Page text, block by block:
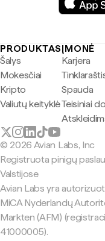
PRODUKTAS
Šalys
Mokesčiai
Kripto
Valiutų keityklė
ĮMONĖ
Karjera
Spauda
Teisiniai
© 2026 Avian Labs, Inc
Registruota pinigų
Valstijose
Avian Labs yra
MiCA Nyderlandų
Markten (AFM)
41000005).